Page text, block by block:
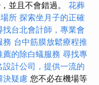
並且不會錯過。 花葬
所 探索坐月子的正確
找台北會計師，專業會
務 台中筋膜放鬆療程推
的除白蟻服務 尋找專
設計公司，提供一流的
決疑慮 您不必在機場等